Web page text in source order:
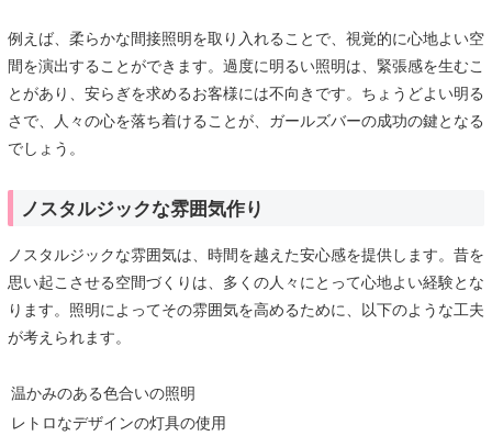
例えば、柔らかな間接照明を取り入れることで、視覚的に心地よい空
間を演出することができます。過度に明るい照明は、緊張感を生むこ
とがあり、安らぎを求めるお客様には不向きです。ちょうどよい明る
さで、人々の心を落ち着けることが、ガールズバーの成功の鍵となる
でしょう。
ノスタルジックな雰囲気作り
ノスタルジックな雰囲気は、時間を越えた安心感を提供します。昔を
思い起こさせる空間づくりは、多くの人々にとって心地よい経験とな
ります。照明によってその雰囲気を高めるために、以下のような工夫
が考えられます。
温かみのある色合いの照明
レトロなデザインの灯具の使用